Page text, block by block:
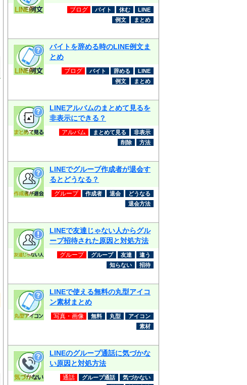
ブログ バイト 休む
LINE
例文
まとめ
バイトを辞める時のLINE例文ま
とめ
ブログ バイト 辞める
LINE
例文
まとめ
LINEアルバムのまとめて見るを
非表示にできる？
アルバム まとめて見る
非表示
削除
方法
LINEでグループ作成者が退会す
るとどうなる？
グループ 作成者 退会
どうなる
退会方法
LINEで友達じゃない人からグル
ープ招待された原因と対処方法
グループ グループ 友達
違う
知らない
招待
LINEで使える無料の丸型アイコ
ン素材まとめ
写真・画像 無料 丸型
アイコン
素材
LINEのグループ通話に気づかな
い原因と対処方法
通話 グループ通話
気づかない